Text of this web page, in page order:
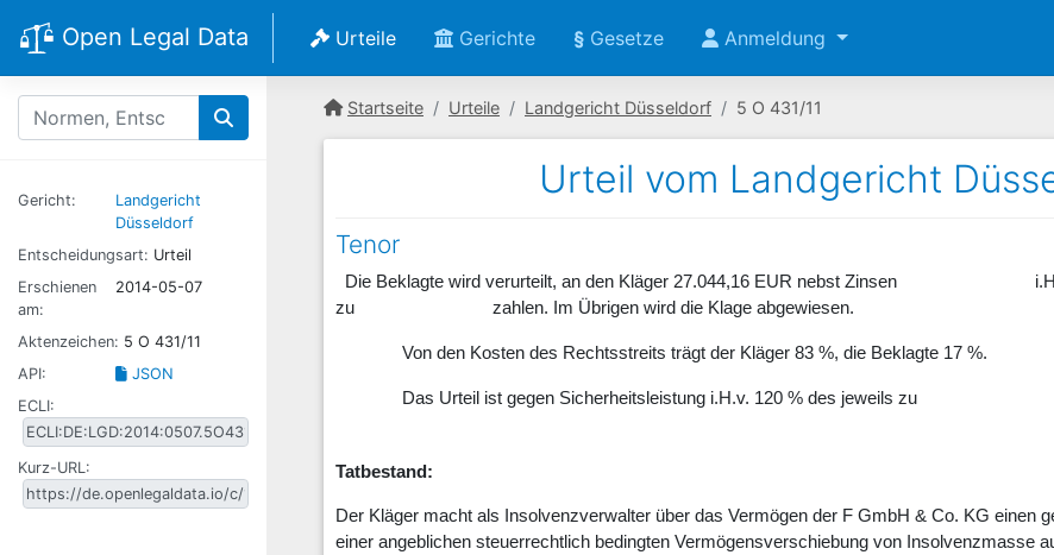
Open Legal Data Urteile Gerichte § Gesetze Anmeldung
Gericht:
Landgericht
Düsseldorf
Entscheidungsart: Urteil
Erschienen
am:
2014-05-07
Aktenzeichen: 5 O 431/11
API:
JSON
ECLI:
Kurz-URL:
Startseite Urteile Landgericht Düsseldorf 5 O 431/11
Urteil vom Landgericht
Tenor
Die Beklagte wird verurteilt, an den Kläger 27.044,16 EUR nebst Zinsen i.H.v. 8
zu zahlen. Im Übrigen wird die Klage abgewiesen.
Von den Kosten des Rechtsstreits trägt der Kläger 83 %, die Beklagte 17 %.
Das Urteil ist gegen Sicherheitsleistung i.H.v. 120 % des jeweils zu
Tatbestand:
Der Kläger macht als Insolvenzverwalter über das Vermögen der F GmbH & Co. KG einen
einer angeblichen steuerrechtlich bedingten Vermögensverschiebung von Insolvenzmasse